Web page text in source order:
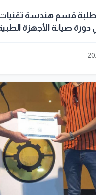
قسم هندسة تقنيات
دورة صيانة الأجهزة